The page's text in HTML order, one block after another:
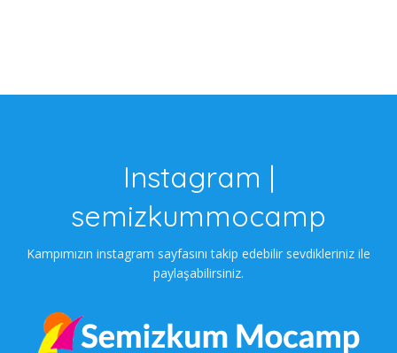
Instagram |
semizkummocamp
Kampımızın instagram sayfasını takip edebilir sevdikleriniz ile
paylaşabilirsiniz.